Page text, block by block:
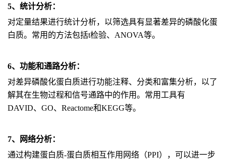
5、统计分析：
对定量结果进行统计分析，以筛选具有显著差异的磷酸化蛋
白质。常用的方法包括t检验、ANOVA等。
6、功能和通路分析：
对差异磷酸化蛋白质进行功能注释、分类和富集分析，以了
解其在生物过程和信号通路中的作用。常用工具有
DAVID、GO、Reactome和KEGG等。
7、网络分析：
通过构建蛋白质-蛋白质相互作用网络（PPI），可以进一步